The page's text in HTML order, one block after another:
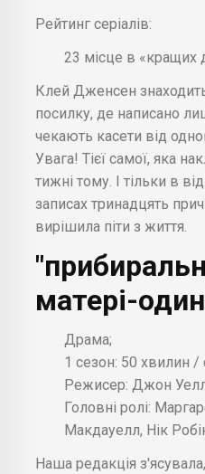
Рейтинг серіалів:
23 місце в «кращих
Клей Дженсен
посилку, де написано
чекають касети від
Увага! Тієї самої, яка
тижні тому. І тільки в
записах тринадцять
вирішила піти з життя.
матері-
Драма;
1 сезон: 50 хвилин /
Режисер: Джон
Головні ролі:
Макдауелл, Нік
Наша редакція